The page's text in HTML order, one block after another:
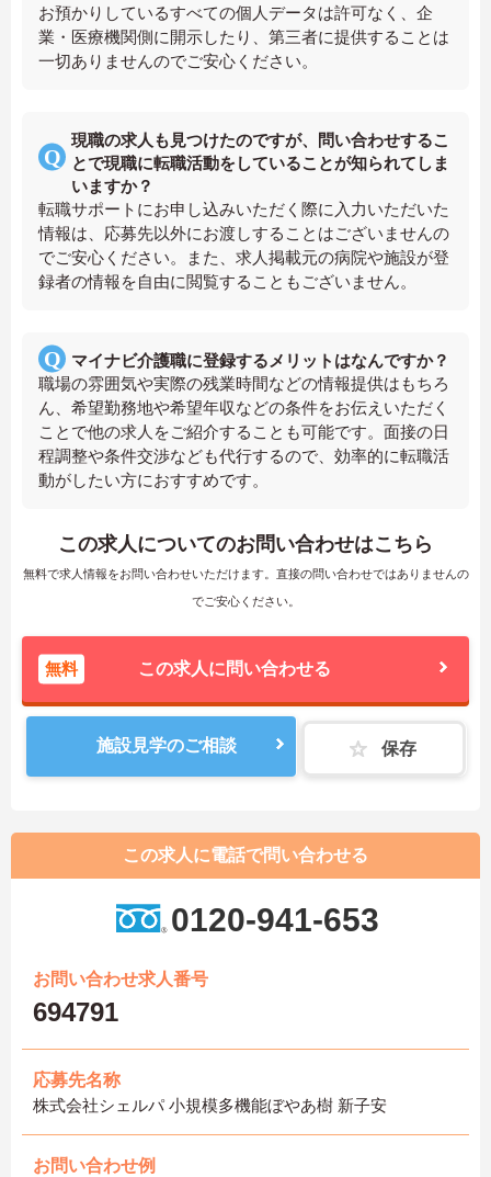
お預かりしているすべての個人データは許可なく、企
業・医療機関側に開示したり、第三者に提供することは
一切ありませんのでご安心ください。
現職の求人も見つけたのですが、問い合わせするこ
とで現職に転職活動をしていることが知られてしま
いますか？
転職サポートにお申し込みいただく際に入力いただいた
情報は、応募先以外にお渡しすることはございませんの
でご安心ください。また、求人掲載元の病院や施設が登
録者の情報を自由に閲覧することもございません。
マイナビ介護職に登録するメリットはなんですか？
職場の雰囲気や実際の残業時間などの情報提供はもちろ
ん、希望勤務地や希望年収などの条件をお伝えいただく
ことで他の求人をご紹介することも可能です。面接の日
程調整や条件交渉なども代行するので、効率的に転職活
動がしたい方におすすめです。
この求人についてのお問い合わせはこちら
無料で求人情報をお問い合わせいただけます。直接の問い合わせではありませんの
でご安心ください。
無料 この求人に問い合わせる
施設見学のご相談 保存
この求人に電話で問い合わせる
0120-941-653
お問い合わせ求人番号
694791
応募先名称
株式会社シェルパ 小規模多機能ぼやあ樹 新子安
お問い合わせ例